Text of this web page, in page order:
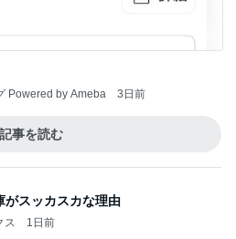
Powered by Ameba 3日前
記事を読む
がスッカスカな理由
ス 1日前